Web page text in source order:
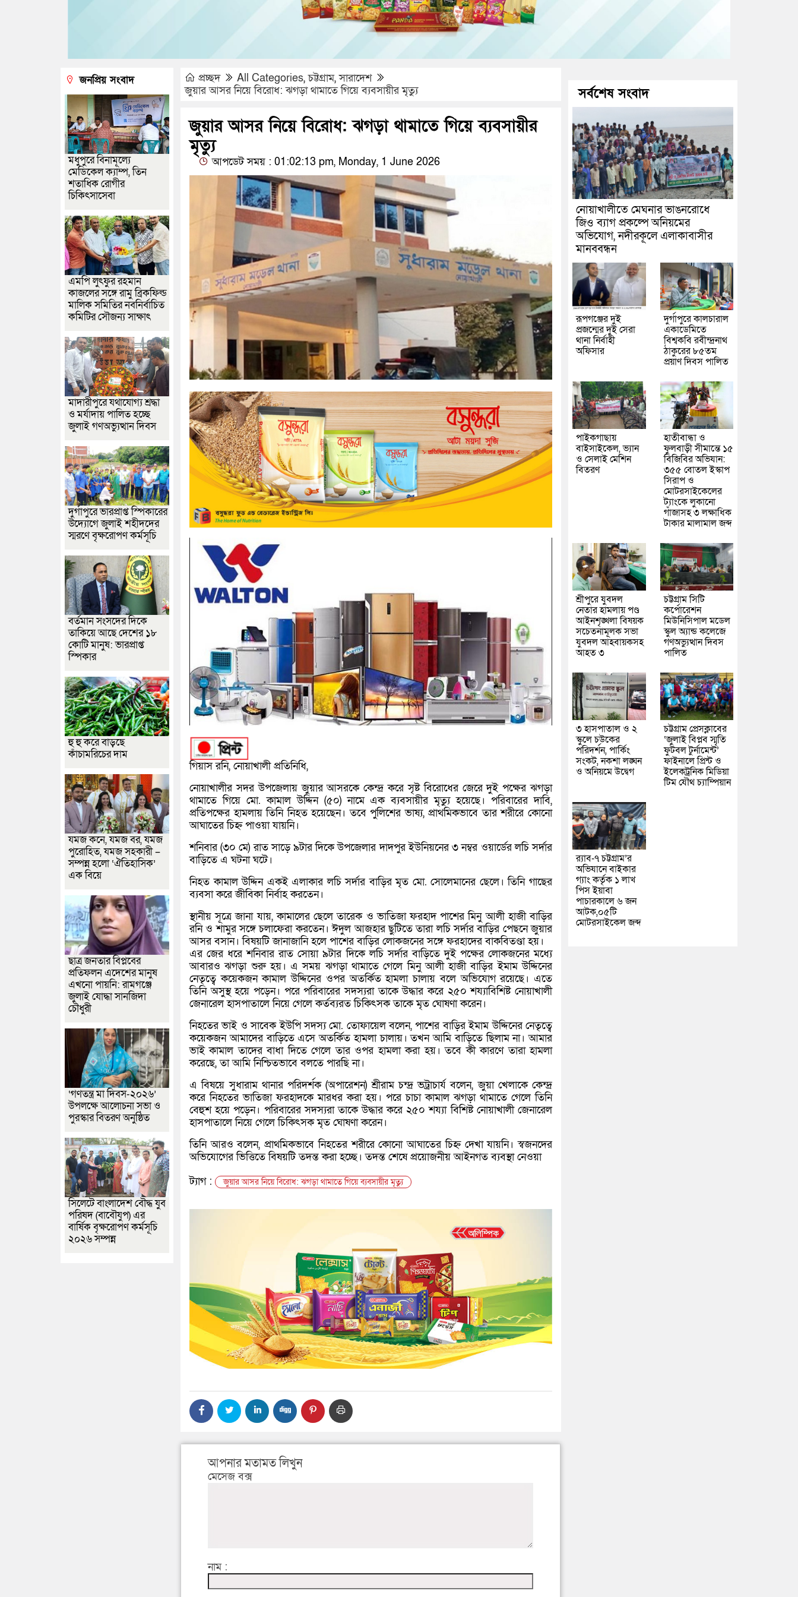
প্রচ্ছদ All Categories,চট্টগ্রাম,সারাদেশ
জুয়ার আসর নিয়ে বিরোধ: ঝগড়া থামাতে গিয়ে ব্যবসায়ীর মৃত্যু
জুয়ার আসর নিয়ে বিরোধ: ঝগড়া থামাতে গিয়ে ব্যবসায়ীর
মৃত্যু
আপডেট সময় : 01:02:13 pm, Monday, 1 June 2026
গিয়াস রনি, নোয়াখালী প্রতিনিধি,
নোয়াখালীর সদর উপজেলায় জুয়ার আসরকে কেন্দ্র করে সৃষ্ট বিরোধের জেরে দুই পক্ষের ঝগড়া
থামাতে গিয়ে মো. কামাল উদ্দিন (৫০) নামে এক ব্যবসায়ীর মৃত্যু হয়েছে। পরিবারের দাবি,
প্রতিপক্ষের হামলায় তিনি নিহত হয়েছেন। তবে পুলিশের ভাষ্য, প্রাথমিকভাবে তার শরীরে কোনো
আঘাতের চিহ্ন পাওয়া যায়নি।
শনিবার (৩০ মে) রাত সাড়ে ৯টার দিকে উপজেলার দাদপুর ইউনিয়নের ৩ নম্বর ওয়ার্ডের লচি সর্দার
বাড়িতে এ ঘটনা ঘটে।
নিহত কামাল উদ্দিন একই এলাকার লচি সর্দার বাড়ির মৃত মো. সোলেমানের ছেলে। তিনি গাছের
ব্যবসা করে জীবিকা নির্বাহ করতেন।
স্থানীয় সূত্রে জানা যায়, কামালের ছেলে তারেক ও ভাতিজা ফরহাদ পাশের মিনু আলী হাজী বাড়ির
রনি ও শামুর সঙ্গে চলাফেরা করতেন। ঈদুল আজহার ছুটিতে তারা লচি সর্দার বাড়ির পেছনে জুয়ার
আসর বসান। বিষয়টি জানাজানি হলে পাশের বাড়ির লোকজনের সঙ্গে ফরহাদের বাকবিতণ্ডা হয়।
এর জের ধরে শনিবার রাত সোয়া ৯টার দিকে লচি সর্দার বাড়িতে দুই পক্ষের লোকজনের মধ্যে
আবারও ঝগড়া শুরু হয়। এ সময় ঝগড়া থামাতে গেলে মিনু আলী হাজী বাড়ির ইমাম উদ্দিনের
নেতৃত্বে কয়েকজন কামাল উদ্দিনের ওপর অতর্কিত হামলা চালায় বলে অভিযোগ রয়েছে। এতে
তিনি অসুস্থ হয়ে পড়েন। পরে পরিবারের সদস্যরা তাকে উদ্ধার করে ২৫০ শয্যাবিশিষ্ট নোয়াখালী
জেনারেল হাসপাতালে নিয়ে গেলে কর্তব্যরত চিকিৎসক তাকে মৃত ঘোষণা করেন।
নিহতের ভাই ও সাবেক ইউপি সদস্য মো. তোফায়েল বলেন, পাশের বাড়ির ইমাম উদ্দিনের নেতৃত্বে
কয়েকজন আমাদের বাড়িতে এসে অতর্কিত হামলা চালায়। তখন আমি বাড়িতে ছিলাম না। আমার
ভাই কামাল তাদের বাধা দিতে গেলে তার ওপর হামলা করা হয়। তবে কী কারণে তারা হামলা
করেছে, তা আমি নিশ্চিতভাবে বলতে পারছি না।
এ বিষয়ে সুধারাম থানার পরিদর্শক (অপারেশন) শ্রীরাম চন্দ্র ভট্রাচার্য বলেন, জুয়া খেলাকে কেন্দ্র
করে নিহতের ভাতিজা ফরহাদকে মারধর করা হয়। পরে চাচা কামাল ঝগড়া থামাতে গেলে তিনি
বেহুশ হয়ে পড়েন। পরিবারের সদস্যরা তাকে উদ্ধার করে ২৫০ শয্যা বিশিষ্ট নোয়াখালী জেনারেল
হাসপাতালে নিয়ে গেলে চিকিৎসক মৃত ঘোষণা করেন।
তিনি আরও বলেন, প্রাথমিকভাবে নিহতের শরীরে কোনো আঘাতের চিহ্ন দেখা যায়নি। স্বজনদের
অভিযোগের ভিত্তিতে বিষয়টি তদন্ত করা হচ্ছে। তদন্ত শেষে প্রয়োজনীয় আইনগত ব্যবস্থা নেওয়া
ট্যাগ :
জুয়ার আসর নিয়ে বিরোধ: ঝগড়া থামাতে গিয়ে ব্যবসায়ীর মৃত্যু
আপনার মতামত লিখুন
মেসেজ বক্স
নাম :
জনপ্রিয় সংবাদ
মধুপুরে বিনামূল্যে
মেডিকেল ক্যাম্প, তিন
শতাধিক রোগীর
চিকিৎসাসেবা
এমপি লুৎফুর রহমান
কাজলের সঙ্গে রামু ব্রিকফিল্ড
মালিক সমিতির নবনির্বাচিত
কমিটির সৌজন্য সাক্ষাৎ
মাদারীপুরে যথাযোগ্য শ্রদ্ধা
ও মর্যাদায় পালিত হচ্ছে
জুলাই গণঅভ্যুত্থান দিবস
দুর্গাপুরে ভারপ্রাপ্ত স্পিকারের
উদ্যোগে জুলাই শহীদদের
স্মরণে বৃক্ষরোপণ কর্মসূচি
বর্তমান সংসদের দিকে
তাকিয়ে আছে দেশের ১৮
কোটি মানুষ: ভারপ্রাপ্ত
স্পিকার
হু হু করে বাড়ছে
কাঁচামরিচের দাম
যমজ কনে, যমজ বর, যমজ
পুরোহিত, যমজ সহকারী –
সম্পন্ন হলো ‘ঐতিহাসিক’
এক বিয়ে
ছাত্র জনতার বিপ্লবের
প্রতিফলন এদেশের মানুষ
এখনো পায়নি: রামগঞ্জে
জুলাই যোদ্ধা সানজিদা
চৌধুরী
‘গণতন্ত্র মা দিবস-২০২৬’
উপলক্ষে আলোচনা সভা ও
পুরস্কার বিতরণ অনুষ্ঠিত
সিলেটে বাংলাদেশ বৌদ্ধ যুব
পরিষদ (বাবৌযুপ) এর
বার্ষিক বৃক্ষরোপণ কর্মসূচি
২০২৬ সম্পন্ন
সর্বশেষ সংবাদ
নোয়াখালীতে মেঘনার ভাঙনরোধে
জিও ব্যাগ প্রকল্পে অনিয়মের
অভিযোগ, নদীরকূলে এলাকাবাসীর
মানববন্ধন
রূপগঞ্জের দুই
প্রজন্মের দুই সেরা
থানা নির্বাহী
অফিসার
দুর্গাপুরে কালচারাল
একাডেমিতে
বিশ্বকবি রবীন্দ্রনাথ
ঠাকুরের ৮৫তম
প্রয়াণ দিবস পালিত
পাইকগাছায়
বাইসাইকেল, ভ্যান
ও সেলাই মেশিন
বিতরণ
হাতীবান্ধা ও
ফুলবাড়ী সীমান্তে ১৫
বিজিবির অভিযান:
৩৫৫ বোতল ইস্কাপ
সিরাপ ও
মোটরসাইকেলের
ট্যাংকে লুকানো
গাঁজাসহ ৩ লক্ষাধিক
টাকার মালামাল জব্দ
শ্রীপুরে যুবদল
নেতার হামলায় পণ্ড
আইনশৃঙ্খলা বিষয়ক
সচেতনামূলক সভা
যুবদল আহবায়কসহ
আহত ৩
চট্টগ্রাম সিটি
কর্পোরেশন
মিউনিসিপাল মডেল
স্কুল অ্যান্ড কলেজে
গণঅভ্যুত্থান দিবস
পালিত
৩ হাসপাতাল ও ২
স্কুলে চউকের
পরিদর্শন, পার্কিং
সংকট, নকশা লঙ্ঘন
ও অনিয়মে উদ্বেগ
চট্টগ্রাম প্রেসক্লাবের
‘জুলাই বিপ্লব স্মৃতি
ফুটবল টুর্নামেন্ট’
ফাইনালে প্রিন্ট ও
ইলেকট্রনিক মিডিয়া
টিম যৌথ চ্যাম্পিয়ান
র‌্যাব-৭ চট্টগ্রাম’র
অভিযানে বাইকার
গ্যাং কর্তৃক ১ লাখ
পিস ইয়াবা
পাচারকালে ৬ জন
আটক,০৫টি
মোটরসাইকেল জব্দ